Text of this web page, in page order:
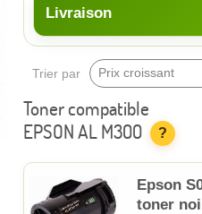
Livraison
Trier par
Toner compatible
EPSON AL M300
?
Epson
toner